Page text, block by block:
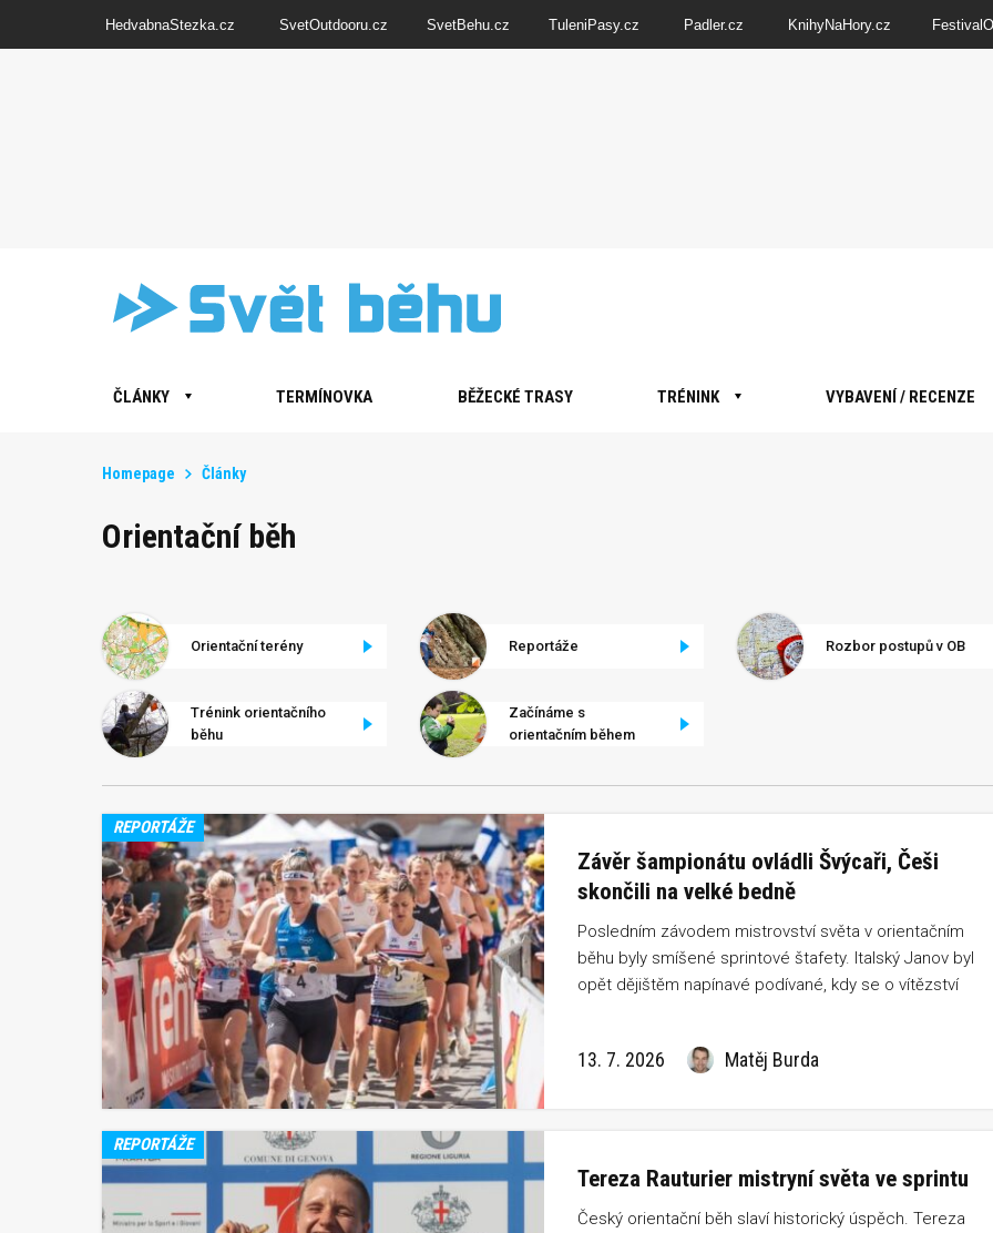
HedvabnaStezka.cz SvetOutdooru.cz SvetBehu.cz TuleniPasy.cz Padler.cz KnihyNaHory.cz
ČLÁNKY TERMÍNOVKA BĚŽECKÉ TRASY TRÉNINK VYBAVENÍ / RECENZE
Homepage Články
Orientační běh
Orientační terény Reportáže Rozbor postupů v OB
Trénink orientačního
běhu
Začínáme s
orientačním během
REPORTÁŽE
Závěr šampionátu ovládli Švýcaři, Češi
skončili na velké bedně
Posledním závodem mistrovství světa v orientačním
běhu byly smíšené sprintové štafety. Italský Janov byl
opět dějištěm napínavé podívané, kdy se o vítězství
na 6. místě.
13. 7. 2026 Matěj Burda
REPORTÁŽE
Tereza Rauturier mistryní světa ve sprintu
Český orientační běh slaví historický úspěch. Tereza